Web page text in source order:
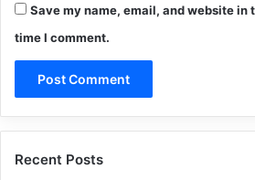
Save my name, email, and website in
time I comment.
Recent Posts